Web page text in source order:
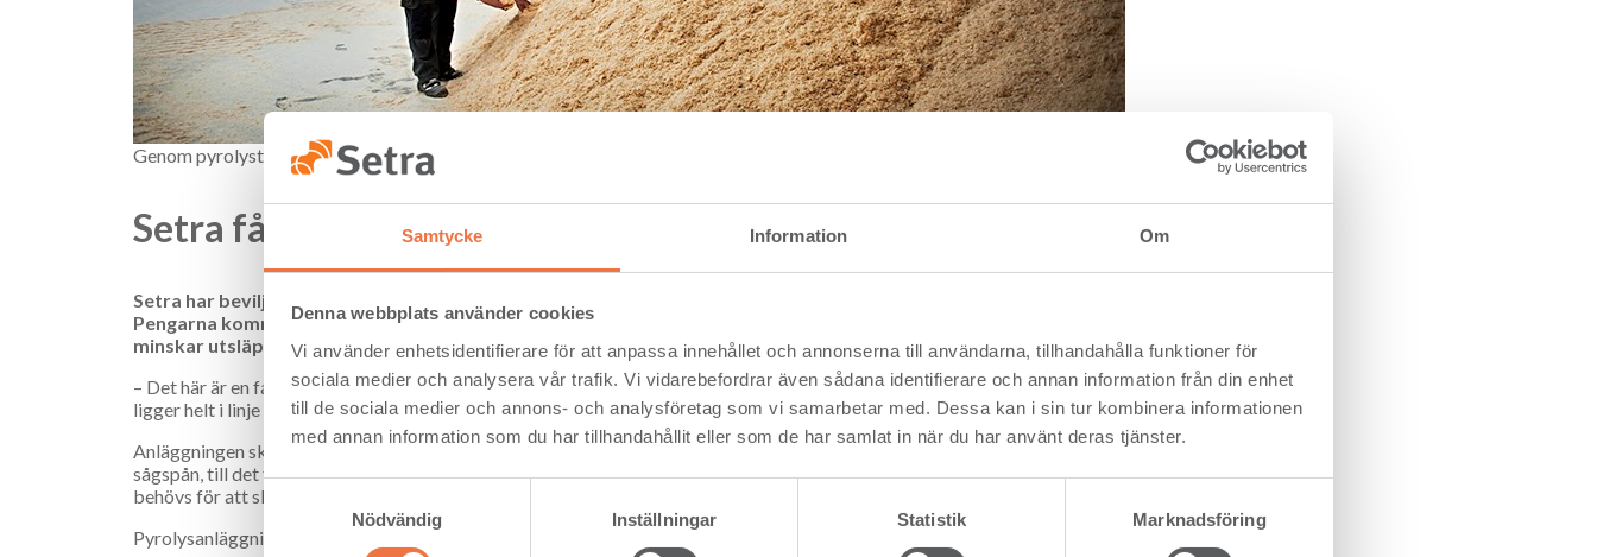
Samtycke Information Om
Denna webbplats använder cookies
Vi använder enhetsidentifierare för att anpassa innehållet och annonserna till användarna, tillhandahålla funktioner för
sociala medier och analysera vår trafik. Vi vidarebefordrar även sådana identifierare och annan information från din enhet
till de sociala medier och annons- och analysföretag som vi samarbetar med. Dessa kan i sin tur kombinera informationen
med annan information som du har tillhandahållit eller som de har samlat in när du har använt deras tjänster.
Samtyckesval
Nödvändig
Inställningar Statistik Marknadsföring
Genom pyrolystekniken kan sågspån omvandlas till flytande bio-olja.
Setra får investeringsstöd för bio-olja
Setra har beviljats 117 miljoner kronor i investeringsstöd för att bygga en pyrolysanläggning för bio-olja.
Pengarna kommer från Naturvårdsverkets initiativ Klimatklivet, vars stöd går till klimatsmarta projekt som
minskar utsläppen av koldioxid på lokal nivå.
– Det här är en fantastisk utvecklingsmöjlighet där vi får ut mer av vår råvara och bidrar till minskade koldioxidutsläpp. Det
ligger helt i linje med vårt långsiktiga mål att utveckla nya och hållbara produkter, säger Setras vd Hannele Arvonen.
Anläggningen ska ligga vid Kastet sågverk i Gävle. Pyrolystekniken går ut på att omvandla fast biobränsle, i Setras fall
sågspån, till det flytande bränslet bio-olja. Oljan kan ersätta fossil olja och användas för att producera biodrivmedel, vilket
behövs för att skapa en fossilfri transportsektor.
Pyrolysanläggningen ska kunna producera i storleksordningen 26 000 ton bio-olja per år.